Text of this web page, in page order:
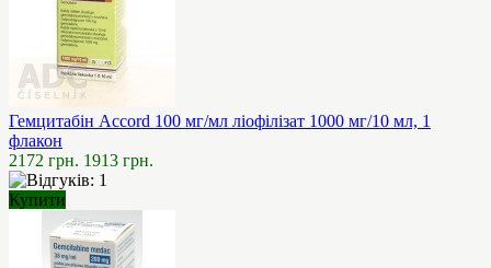
Гемцитабін Accord 100 мг/мл ліофілізат 1000 мг/10 мл, 1
флакон
2172 грн. 1913 грн.
Купити